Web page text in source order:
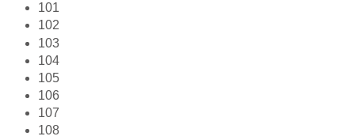
101
102
103
104
105
106
107
108